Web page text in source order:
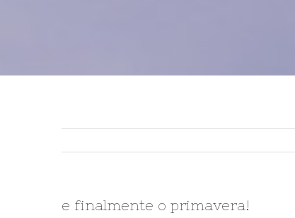
e finalmente o primavera!